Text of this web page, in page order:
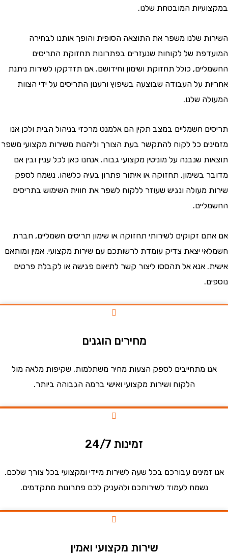
המובטחת שלנו.
שלנו משפר את התוצאה הסופית והופך אותנו לבחירה
של לקוחות שנעזרים בפתרונות תחזוקת התריסים
כולל תחזוקת ושימון וחידושם. אם תזדקקו לשירות ניתנת
על העבודה שבוצעה בשיפוץ ורענון התריסים על ידי הצוות
שלנו.
חשמליים במצב תקין הם אלמנט מרכזי בניהול הבית ולכן אנו
כל לקוח להתקשר בעת הצורך וליהנות משירות מקצועי משפר
שנבנה על מוניטין מקצועי גבוה. אנחנו כאן לכל עניין ובין אם
בשימון, תחזוקה או איתור פתרון בעיה כלשהו, נשמח לספק
מעולה ונגיש שעוזר ללקוח לשפר את חווית השימוש בתריסים
זקוקים לשירותי תחזוקה או שימון תריסים חשמליים, חברת
יצאת צדיק עומדת לרשותכם עם שירות מקצועי, אמין ומותאם
אנא אל תהססו ליצור קשר לתיאום פגישה או לקבלת פרטים
מחירים הוגנים
מתחייבים לספק הצעות מחיר משתלמות, שקיפות מלאה מול
הלקוח ושירות מקצועי ואישי ברמה הגבוהה ביותר.
זמינות 24/7
עבורכם בכל שעה לשירות מיידי ומקצועי בכל צורך שלכם.
נשמח לעמוד לשירותכם ולהעניק לכם פתרונות מתקדמים.
שירות מקצועי ואמין